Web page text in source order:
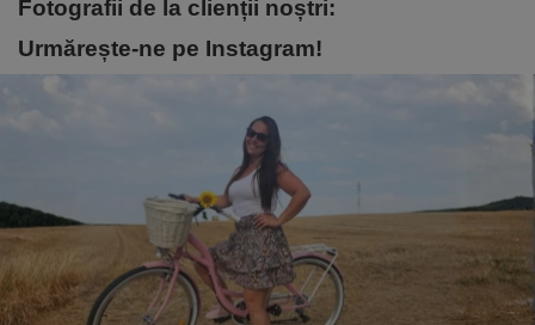
Fotografii de la clienții noștri:
Urmărește-ne pe Instagram!